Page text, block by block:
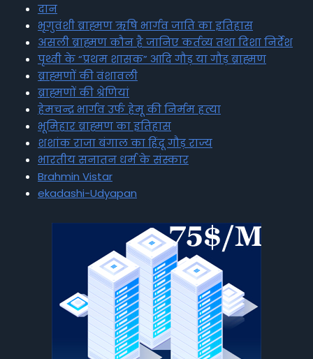
दान
भृगुवंशी ब्राह्मण ऋषि भार्गव जाति का इतिहास
असली ब्राह्मण कौन है जानिए कर्तव्य तथा दिशा निर्देश
पृथ्वी के “प्रथम शासक” आदि गौड़ या गौड़ ब्राह्मण
ब्राह्मणों की वंशावली
ब्राह्मणों की श्रेणियां
हेमचन्द्र भार्गव उर्फ हेमू की निर्मम हत्या
भूमिहार ब्राह्मण का इतिहास
शशांक राजा बंगाल का हिंदू गौड़ राज्य
भारतीय सनातन धर्म के संस्कार
Brahmin Vistar
ekadashi-Udyapan